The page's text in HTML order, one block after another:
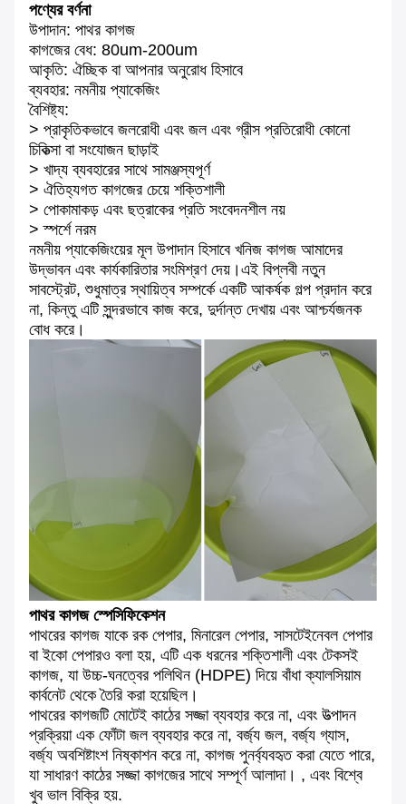
পণ্যের বর্ণনা
উপাদান: পাথর কাগজ
কাগজের বেধ: 80um-200um
আকৃতি: ঐচ্ছিক বা আপনার অনুরোধ হিসাবে
ব্যবহার: নমনীয় প্যাকেজিং
বৈশিষ্ট্য:
> প্রাকৃতিকভাবে জলরোধী এবং জল এবং গ্রীস প্রতিরোধী কোনো
চিকিত্সা বা সংযোজন ছাড়াই
> খাদ্য ব্যবহারের সাথে সামঞ্জস্যপূর্ণ
> ঐতিহ্যগত কাগজের চেয়ে শক্তিশালী
> পোকামাকড় এবং ছত্রাকের প্রতি সংবেদনশীল নয়
> স্পর্শে নরম
নমনীয় প্যাকেজিংয়ের মূল উপাদান হিসাবে খনিজ কাগজ আমাদের
উদ্ভাবন এবং কার্যকারিতার সংমিশ্রণ দেয়।এই বিপ্লবী নতুন
সাবস্ট্রেট, শুধুমাত্র স্থায়িত্ব সম্পর্কে একটি আকর্ষক গল্প প্রদান করে
না, কিন্তু এটি সুন্দরভাবে কাজ করে, দুর্দান্ত দেখায় এবং আশ্চর্যজনক
বোধ করে।
পাথর কাগজ স্পেসিফিকেশন
পাথরের কাগজ যাকে রক পেপার, মিনারেল পেপার, সাসটেইনেবল পেপার
বা ইকো পেপারও বলা হয়, এটি এক ধরনের শক্তিশালী এবং টেকসই
কাগজ, যা উচ্চ-ঘনত্বের পলিথিন (HDPE) দিয়ে বাঁধা ক্যালসিয়াম
কার্বনেট থেকে তৈরি করা হয়েছিল।
পাথরের কাগজটি মোটেই কাঠের সজ্জা ব্যবহার করে না, এবং উত্পাদন
প্রক্রিয়া এক ফোঁটা জল ব্যবহার করে না, বর্জ্য জল, বর্জ্য গ্যাস,
বর্জ্য অবশিষ্টাংশ নিষ্কাশন করে না, কাগজ পুনর্ব্যবহৃত করা যেতে পারে,
যা সাধারণ কাঠের সজ্জা কাগজের সাথে সম্পূর্ণ আলাদা। , এবং বিশ্বে
খুব ভাল বিক্রি হয়.